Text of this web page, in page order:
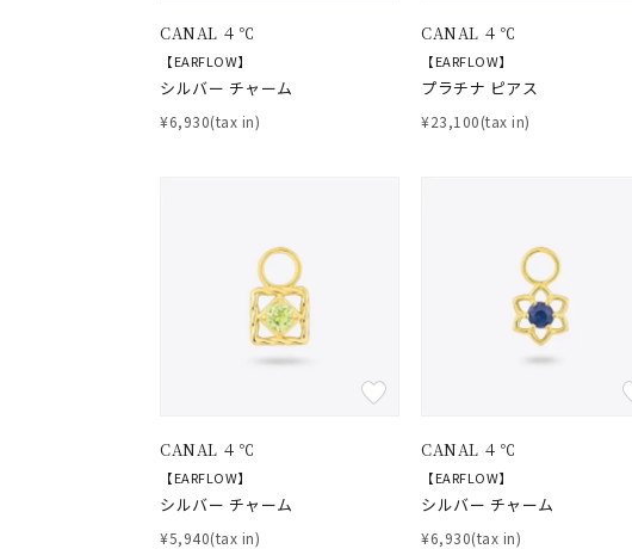
CANAL ４℃
【EARFLOW】
シルバー チャーム
¥6,930(tax in)
CANAL ４℃
【EARFLOW】
プラチナ ピアス
¥23,100(tax in)
CANAL ４℃
【EARFLOW】
シルバー チャーム
¥5,940(tax in)
CANAL ４℃
【EARFLOW】
シルバー チャーム
¥6,930(tax in)